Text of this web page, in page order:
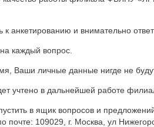
анкетированию и внимательно
каждый вопрос.
Ваши личные данные нигде не
учтено в дальнейшей работе
в ящик вопросов и
почте: 109029, г. Москва, ул